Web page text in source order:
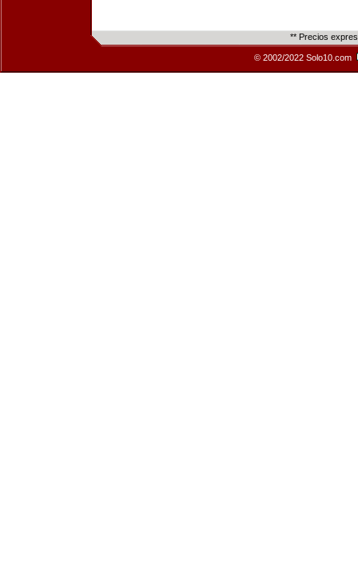
** Precios
© 2002/2022 Solo10.com